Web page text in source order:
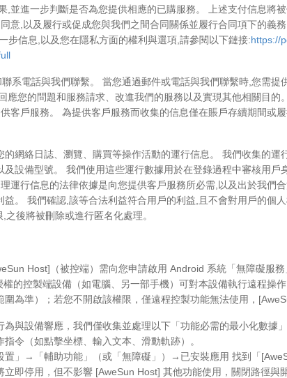
,並進一步判斷是否為您提供相應的已購服務。 上述支付信息將
意,以及履行或促成您與我們之間合同關係並履行合同項下的義
步信息,以及您在隱私方面的權利與選項,請參閱以下鏈接:https://
系電話與我們聯繫。 當您通過郵件或電話與我們聯繫時,您需
您的問題和服務請求、改進我們的服務以及實現其他相關目
客戶服務。 為提供客戶服務而收集的信息僅在賬戶存續期間或
網絡日誌、瀏覽、購買等操作活動的運行信息。 我們收集的
設備型號。 我們使用這些運行數據用於在登錄過程中審核用
運行信息的法律依據是向您提供客戶服務所必需,以及出於我們
。 我們確認,該等合法利益符合用戶的利益,且不會對用戶的個
後將被刪除或進行匿名化處理。
Host]（被控端）需向您申請啟用 Android 系統「無障礙服
的控製端設備（如電腦、另一部手機）可對本設備執行遠程操
為準）；若您不開啟該權限，僅遠程控製功能無法使用，
與設備響應，我們僅收集並處理以下「功能必需的最小化數據
令（如點擊坐標、輸入文本、滑動軌跡）。
置」→「輔助功能」（或「無障礙」）→已安裝應用 找到「
即停用，但不影響 [AweSun Host] 其他功能使用，關閉路徑與